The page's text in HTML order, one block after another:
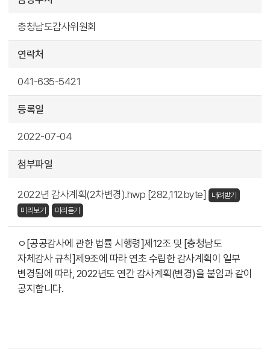
충청남도감사위원회
연락처
041-635-5421
등록일
2022-07-04
첨부파일
2022년 감사계획(2차변경).hwp [282,112byte]
내려받기
미리보기
미리듣기
ㅇ[공공감사에 관한 법률 시행령]제12조 및 [충청남도
자체감사 규칙]제9조에 따라 연초 수립한 감사계획이 일부
변경됨에 따라, 2022년도 연간 감사계획(변경)을 붙임과 같이
공지합니다.